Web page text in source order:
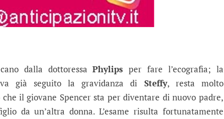
dalla dottoressaPhylips per fare l’ecografia; la
già seguito la gravidanza di Steffy, resta molto
il giovane Spencer sta per diventare di nuovo padre,
da un’altra donna. L’esame risulta fortunatamente